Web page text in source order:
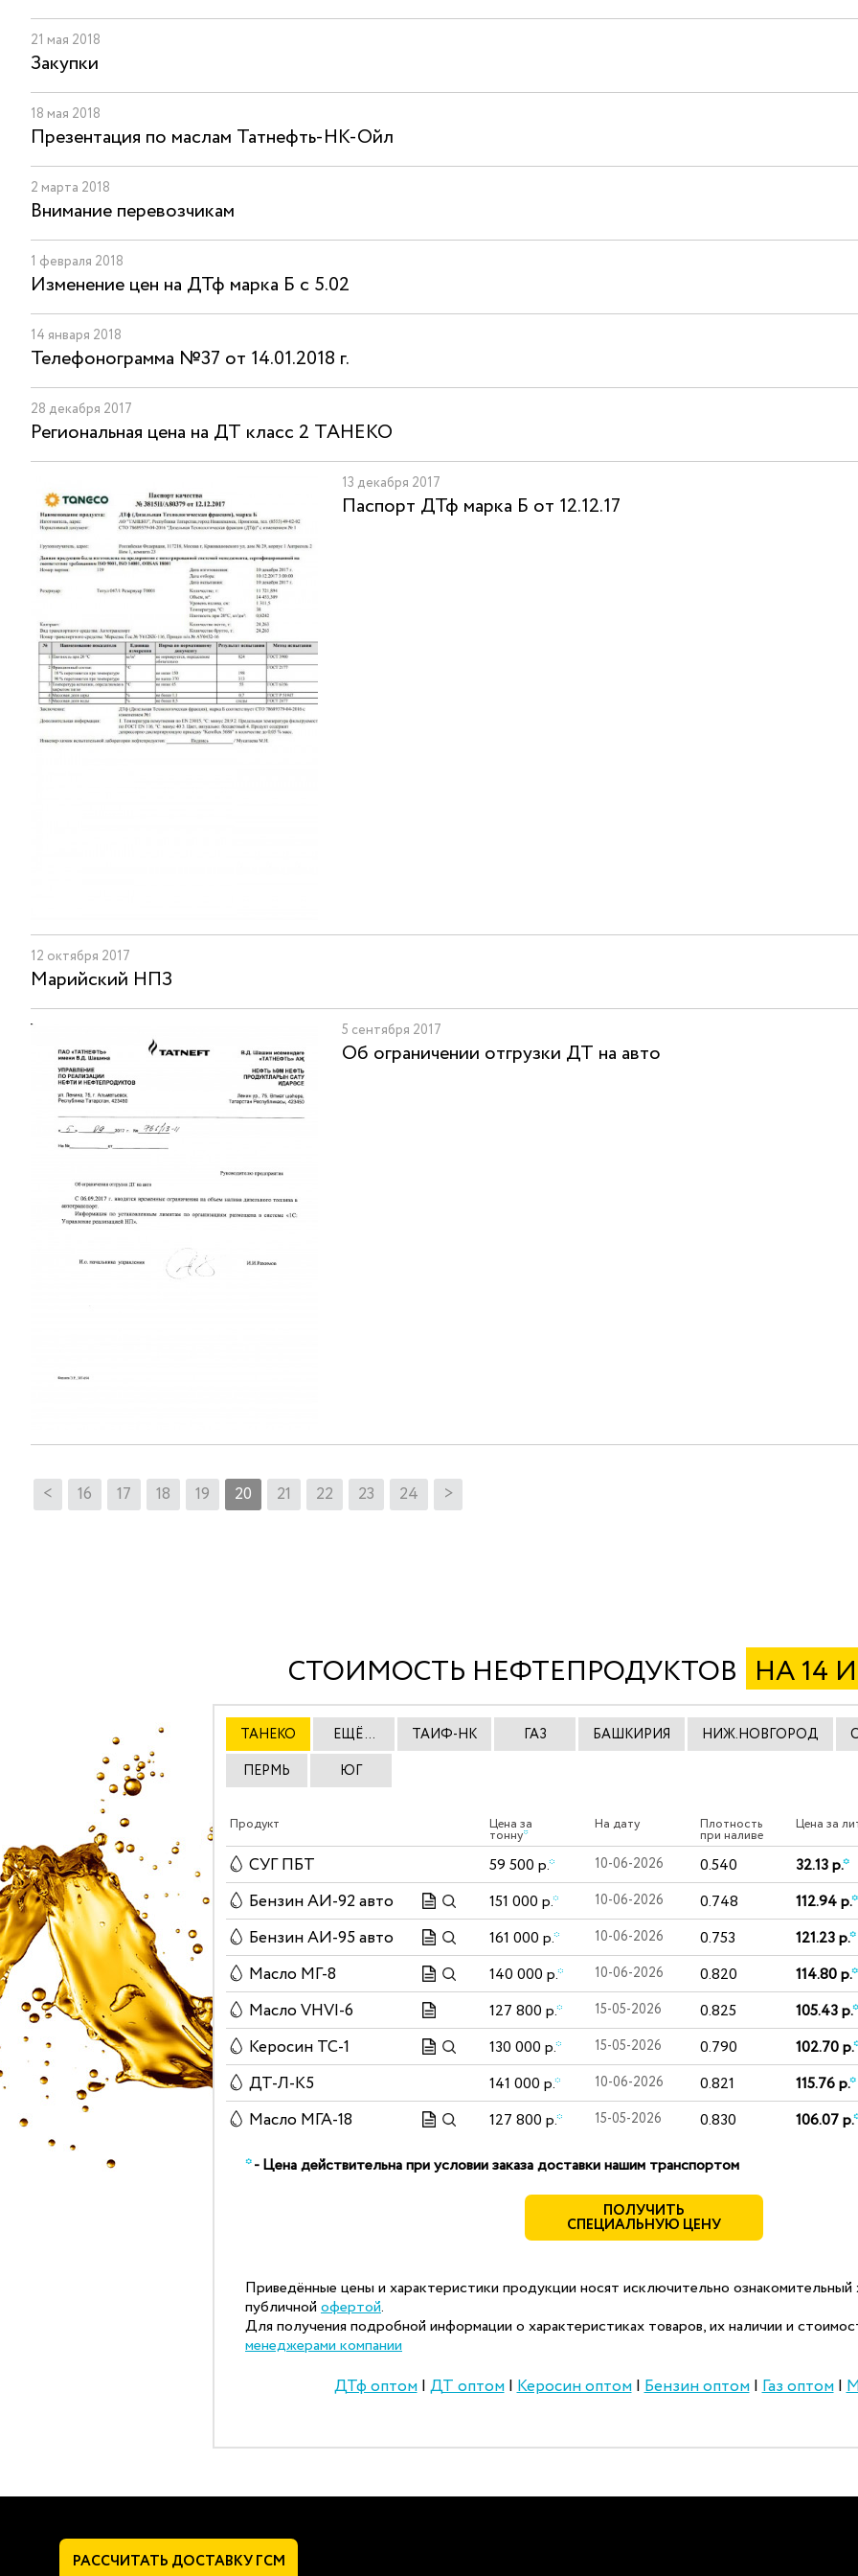
21 мая 2018
Закупки
18 мая 2018
Презентация по маслам Татнефть-НК-Ойл
2 марта 2018
Внимание перевозчикам
1 февраля 2018
Изменение цен на ДТф марка Б с 5.02
14 января 2018
Телефонограмма №37 от 14.01.2018 г.
28 декабря 2017
Региональная цена на ДТ класс 2 ТАНЕКО
13 декабря 2017
Паспорт ДТф марка Б от 12.12.17
12 октября 2017
Марийский НПЗ
5 сентября 2017
Об ограничении отгрузки ДТ на авто
< 16 17 18 19 20 21 22 23 24 >
СТОИМОСТЬ НЕФТЕПРОДУКТОВ НА 14
ТАНЕКО ЕЩЁ ... ТАИФ-НК ГАЗ БАШКИРИЯ НИЖ.НОВГОРОД
ПЕРМЬ
ЮГ
Продукт Цена за
тонну*
На дату Плотность
при наливе
Цена за
СУГ ПБТ 59 500 р.* 10-06-2026 0.540 32.13 р.*
Бензин АИ-92 авто 151 000 р.* 10-06-2026 0.748 112.94 р.*
Бензин АИ-95 авто 161 000 р.* 10-06-2026 0.753 121.23 р.*
Масло МГ-8 140 000 р.* 10-06-2026 0.820 114.80 р.*
Масло VHVI-6 127 800 р.* 15-05-2026 0.825 105.43 р.*
Керосин ТС-1 130 000 р.* 15-05-2026 0.790 102.70 р.
ДТ-Л-К5 141 000 р.* 10-06-2026 0.821 115.76 р.*
Масло МГА-18 127 800 р.* 15-05-2026 0.830 106.07 р.
*- Цена действительна при условии заказа доставки нашим транспортом
ПОЛУЧИТЬ
СПЕЦИАЛЬНУЮ ЦЕНУ
Приведённые цены и характеристики продукции носят исключительно ознакомительный
публичной офертой.
Для получения подробной информации о характеристиках товаров, их наличии и
менеджерами компании
ДТф оптом| ДТ оптом|Керосин оптом|Бензин оптом|Газ оптом|
РАССЧИТАТЬ ДОСТАВКУ ГСМ